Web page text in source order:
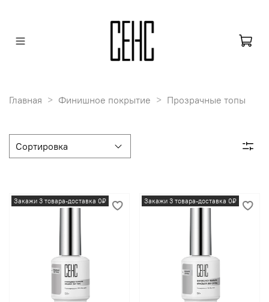
Главная Финишное покрытие Прозрачные топы
Закажи 3 товара-доставка 0₽ Закажи 3 товара-доставка 0₽